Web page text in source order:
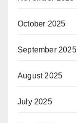
October 2025
September 2025
August 2025
July 2025